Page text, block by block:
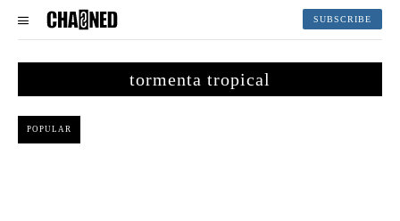
SUBSCRIBE
tormenta tropical
POPULAR